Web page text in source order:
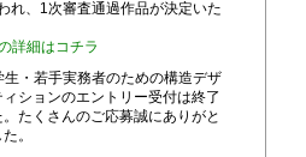
れ、1次審査通過作品が決定いた
詳細はコチラ
・若手実務者のための構造デザ
ションのエントリー受付は終了
たくさんのご応募誠にありがと
。